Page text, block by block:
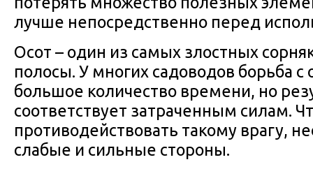
лучше непосредственно перед
Осот – один из самых злостных
полосы. У многих садоводов борьба с
большое количество времени, но
соответствует затраченным силам.
противодействовать такому врагу,
слабые и сильные стороны.